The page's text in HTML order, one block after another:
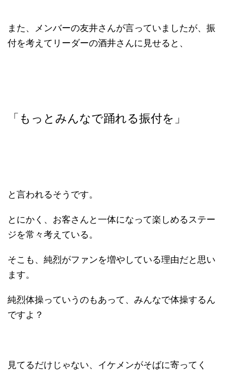
また、メンバーの友井さんが言っていましたが、振
付を考えてリーダーの酒井さんに見せると、
「もっとみんなで踊れる振付を」
と言われるそうです。
とにかく、お客さんと一体になって楽しめるステー
ジを常々考えている。
そこも、純烈がファンを増やしている理由だと思い
ます。
純烈体操っていうのもあって、みんなで体操するん
ですよ？
見てるだけじゃない、イケメンがそばに寄ってく